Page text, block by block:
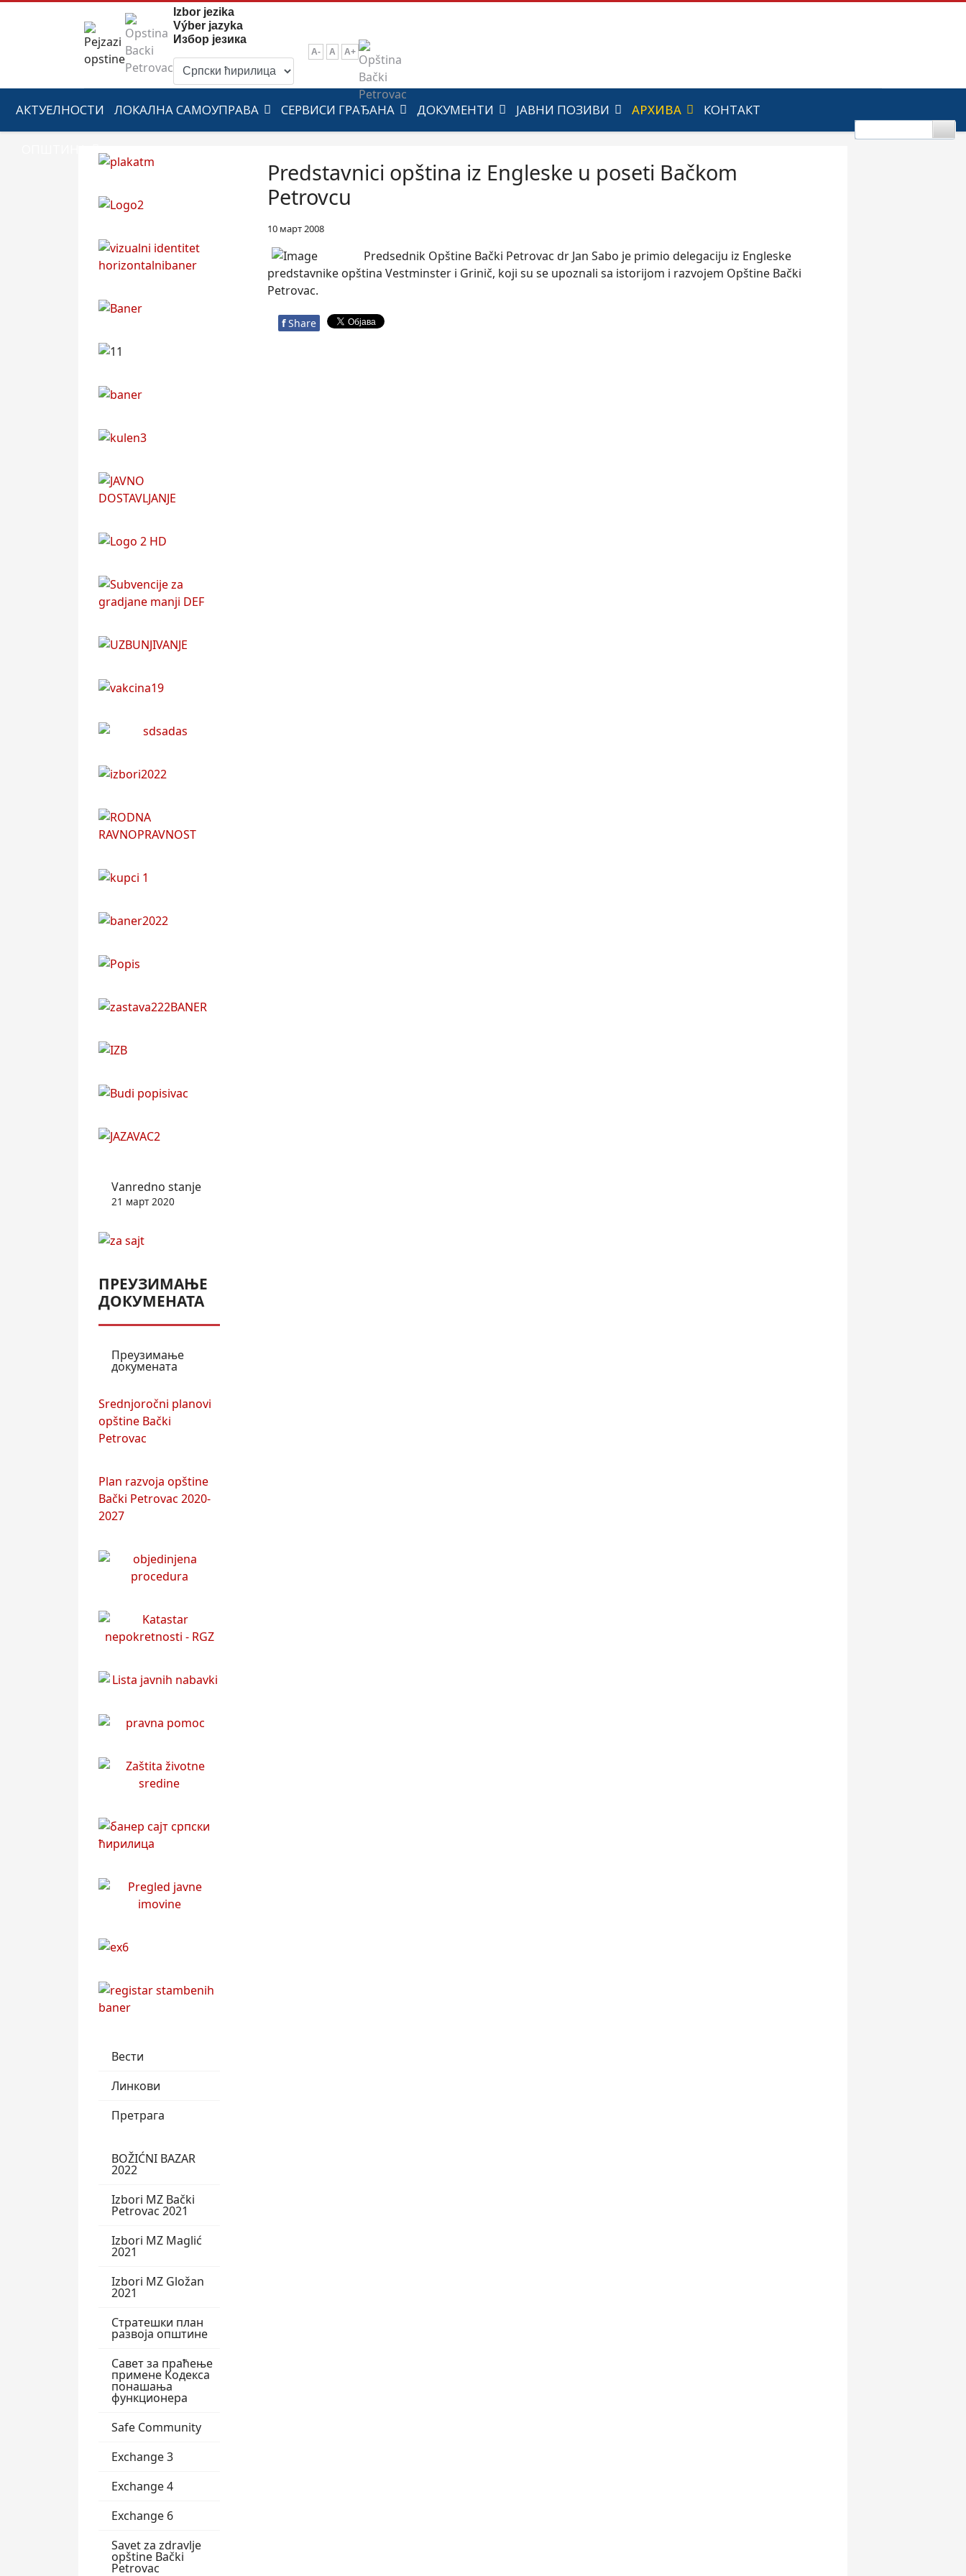
Izbor jezika
Výber jazyka
Избор језика
A- A A+
АКТУЕЛНОСТИ ЛОКАЛНА САМОУПРАВА СЕРВИСИ ГРАЂАНА ДОКУМЕНТИ ЈАВНИ ПОЗИВИ АРХИВА КОНТАКТ
Vanredno stanje
21 март 2020
ПРЕУЗИМАЊЕ
ДОКУМЕНАТА
Преузимање
докумената
Srednjoročni planovi
opštine Bački
Petrovac
Plan razvoja opštine
Bački Petrovac 2020-
2027
Вести
Линкови
Претрага
BOŽIĆNI BAZAR
2022
Izbori MZ Bački
Petrovac 2021
Izbori MZ Maglić
2021
Izbori MZ Gložan
2021
Стратешки план
развоја општине
Савет за праћење
примене Кодекса
понашања
функционера
Safe Community
Exchange 3
Exchange 4
Exchange 6
Savet za zdravlje
opštine Bački
Petrovac
Predstavnici opština iz Engleske u poseti Bačkom
Petrovcu
10 март 2008
Predsednik Opštine Bački Petrovac dr Jan Sabo je primio delegaciju iz Engleske
predstavnike opština Vestminster i Grinič, koji su se upoznali sa istorijom i razvojem Opštine Bački
Petrovac.
f Share